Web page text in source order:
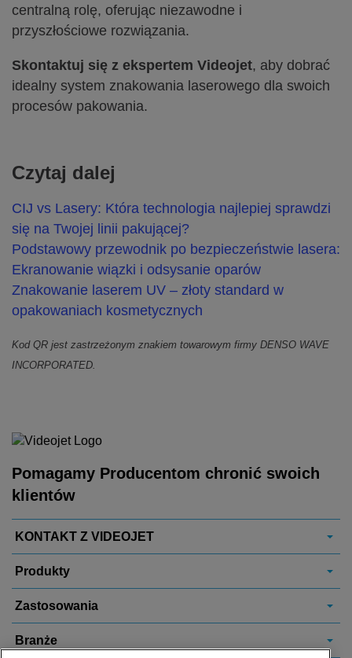
centralną rolę, oferując niezawodne i
przyszłościowe rozwiązania.
Skontaktuj się z ekspertem Videojet, aby dobrać
idealny system znakowania laserowego dla swoich
procesów pakowania.
Czytaj dalej
CIJ vs Lasery: Która technologia najlepiej sprawdzi
się na Twojej linii pakującej?
Podstawowy przewodnik po bezpieczeństwie lasera:
Ekranowanie wiązki i odsysanie oparów
Znakowanie laserem UV – złoty standard w
opakowaniach kosmetycznych
Kod QR jest zastrzeżonym znakiem towarowym firmy DENSO WAVE
INCORPORATED.
Pomagamy Producentom chronić swoich
klientów
KONTAKT Z VIDEOJET
Produkty
Zastosowania
Branże